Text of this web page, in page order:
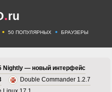
.ru
• 50 ПОПУЛЯРНЫХ • БРАУЗЕРЫ
Nightly — новый интерфейс
Double Commander 1.2.7